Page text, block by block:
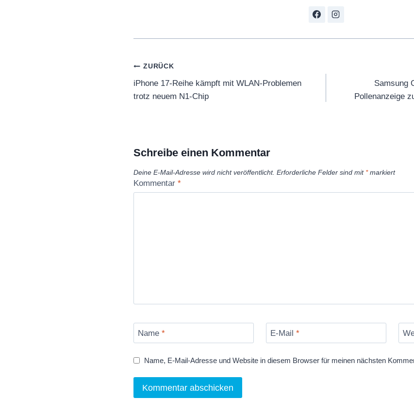
Beitragsnavigation
ZURÜCK
iPhone 17-Reihe kämpft mit WLAN-Problemen
trotz neuem N1-Chip
Samsung
Pollenanzeige
Schreibe einen Kommentar
Deine E-Mail-Adresse wird nicht veröffentlicht. Erforderliche Felder sind mit *markiert
Kommentar *
Name * E-Mail *
Name, E-Mail-Adresse und Website in diesem Browser für meinen nächsten